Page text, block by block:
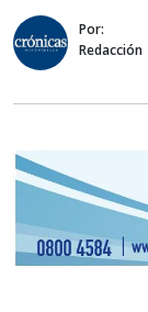
Por:
Redacción